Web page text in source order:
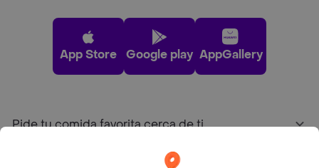
App Store Google play AppGallery
Pide tu comida favorita cerca de ti